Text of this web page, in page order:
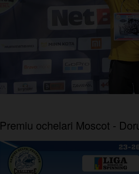
Premiu ochelari Moscot -